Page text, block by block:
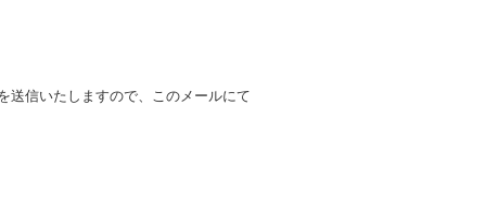
示を求め、及び提出された
求めます。
はその他の支払方法を指定す
とができるものとします。
送信いたしますので、このメールにて